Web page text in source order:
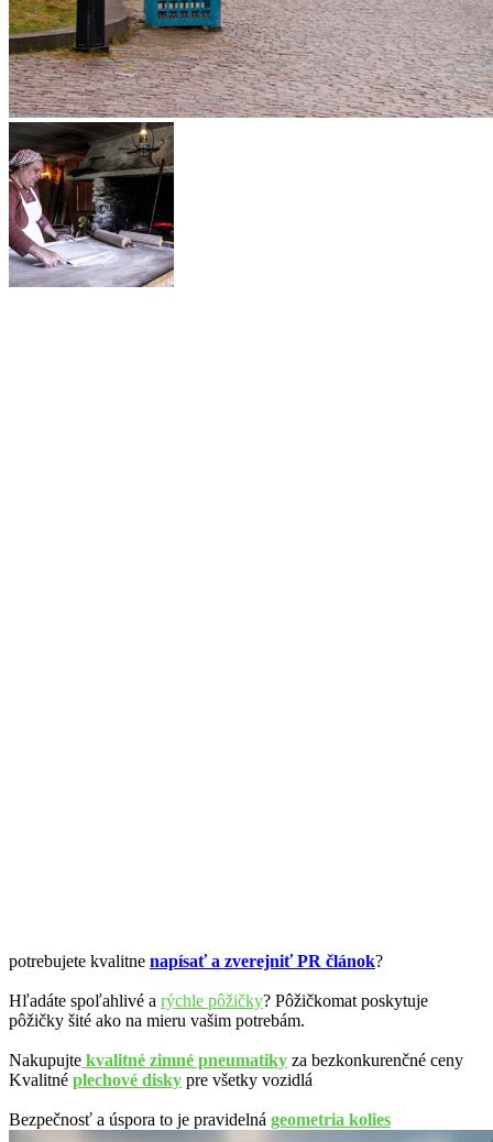
potrebujete kvalitne napísať a zverejniť PR článok?
Hľadáte spoľahlivé a rýchle pôžičky? Pôžičkomat poskytuje
pôžičky šité ako na mieru vašim potrebám.
Nakupujte kvalitné zimné pneumatiky za bezkonkurenčné ceny
Kvalitné plechové disky pre všetky vozidlá
Bezpečnosť a úspora to je pravidelná geometria kolies